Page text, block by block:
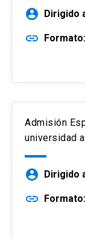
account_circle Dirigido
link Formato:
Admisión
universidad
account_circle Dirigido
link Formato: